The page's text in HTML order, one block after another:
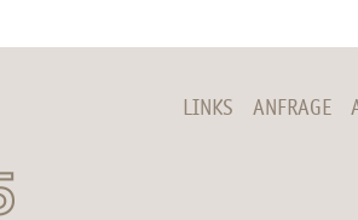
LINKS ANFRAGE